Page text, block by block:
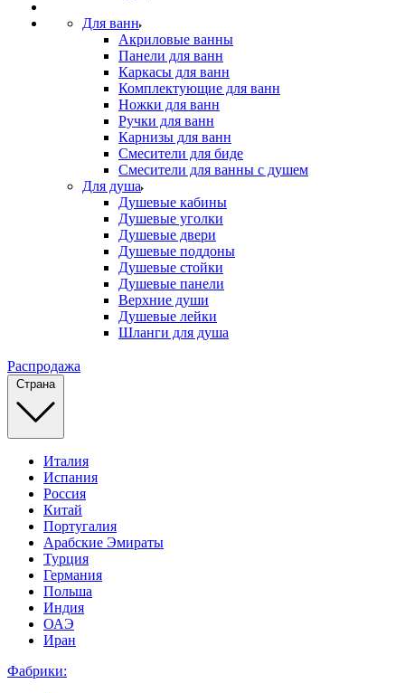
Для ванн
Акриловые ванны
Панели для ванн
Каркасы для ванн
Комплектующие для ванн
Ножки для ванн
Ручки для ванн
Карнизы для ванн
Смесители для биде
Смесители для ванны с душем
Для душа
Душевые кабины
Душевые уголки
Душевые двери
Душевые поддоны
Душевые стойки
Душевые панели
Верхние души
Душевые лейки
Шланги для душа
Распродажа
Страна
Италия
Испания
Россия
Китай
Португалия
Арабские Эмираты
Турция
Германия
Польша
Индия
ОАЭ
Иран
Фабрики: